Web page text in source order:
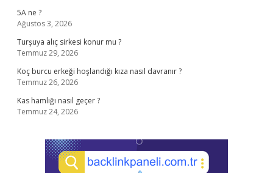
5A ne ?
Ağustos 3, 2026
Turşuya alıç sirkesi konur mu ?
Temmuz 29, 2026
Koç burcu erkeği hoşlandığı kıza nasıl davranır ?
Temmuz 26, 2026
Kas hamlığı nasıl geçer ?
Temmuz 24, 2026